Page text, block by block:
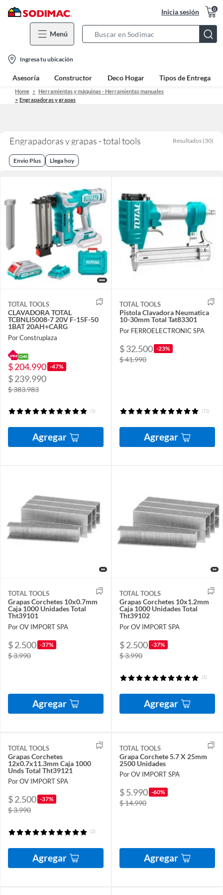
Inicia sesión 0
Menú
Bar
location-
icon
Ingresa tu ubicación
Asesoría Constructor Deco Hogar Tipos de Entrega
Home
Herramientas y máquinas - Herramientas manuales
Engrapadoras y grapas
Engrapadoras y grapas - total tools Resultados (30)
Envio Plus Llega hoy
TOTAL TOOLS
CLAVADORA TOTAL
TCBNLI5008-7 20V F-15F-50
1BAT 20AH+CARG
Por Construplaza
$ 204.990 -47%
$ 239.990
$ 383.983
(1)
Agregar
TOTAL TOOLS
Pistola Clavadora Neumatica
10-30mm Total Tat83301
Por FERROELECTRONIC SPA
$ 32.500 -23%
$ 41.990
(11)
Agregar
TOTAL TOOLS
Grapas Corchetes 10x0.7mm
Caja 1000 Unidades Total
Tht39101
Por OV IMPORT SPA
$ 2.500 -37%
$ 3.990
Agregar
TOTAL TOOLS
Grapas Corchetes 10x1.2mm
Caja 1000 Unidades Total
Tht39102
Por OV IMPORT SPA
$ 2.500 -37%
$ 3.990
(1)
Agregar
TOTAL TOOLS
Grapas Corchetes
12x0.7x11.3mm Caja 1000
Unds Total Tht39121
Por OV IMPORT SPA
$ 2.500 -37%
$ 3.990
(2)
Agregar
TOTAL TOOLS
Grapa Corchete 5.7 X 25mm
2500 Unidades
Por OV IMPORT SPA
$ 5.990 -60%
$ 14.990
Agregar